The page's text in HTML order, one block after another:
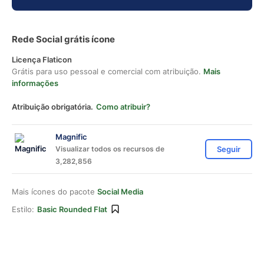
Rede Social grátis ícone
Licença Flaticon
Grátis para uso pessoal e comercial com atribuição. Mais
informações
Atribuição obrigatória. Como atribuir?
Magnific
Visualizar todos os recursos de
3,282,856
Seguir
Mais ícones do pacote Social Media
Estilo: Basic Rounded Flat